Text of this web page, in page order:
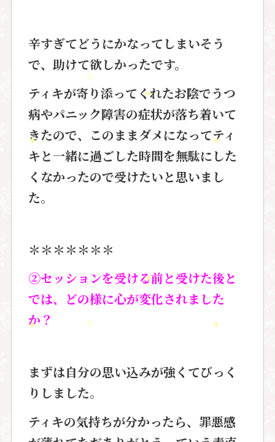
辛すぎてどうにかなってしまいそう
で、助けて欲しかったです。
ティキが寄り添ってくれたお陰でうつ
病やパニック障害の症状が落ち着いて
きたので、このままダメになってティ
キと一緒に過ごした時間を無駄にした
くなかったので受けたいと思いまし
た。
＊＊＊＊＊＊＊
②セッションを受ける前と受けた後と
では、どの様に心が変化されました
か？
まずは自分の思い込みが強くてびっく
りしました。
ティキの気持ちが分かったら、罪悪感